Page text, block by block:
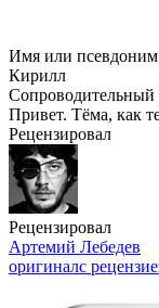
Имя или псевдоним
Кирилл
Сопроводительный
Привет. Тёма, как
Рецензировал
Рецензировал
Артемий Лебедев
оригиналс